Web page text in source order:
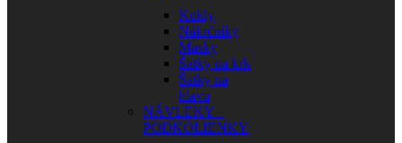
Kukly
Nákrčníky
Masky
Šatky na krk
Šatky na
hlavu
NÁVLEKY –
PODKOLIENKY